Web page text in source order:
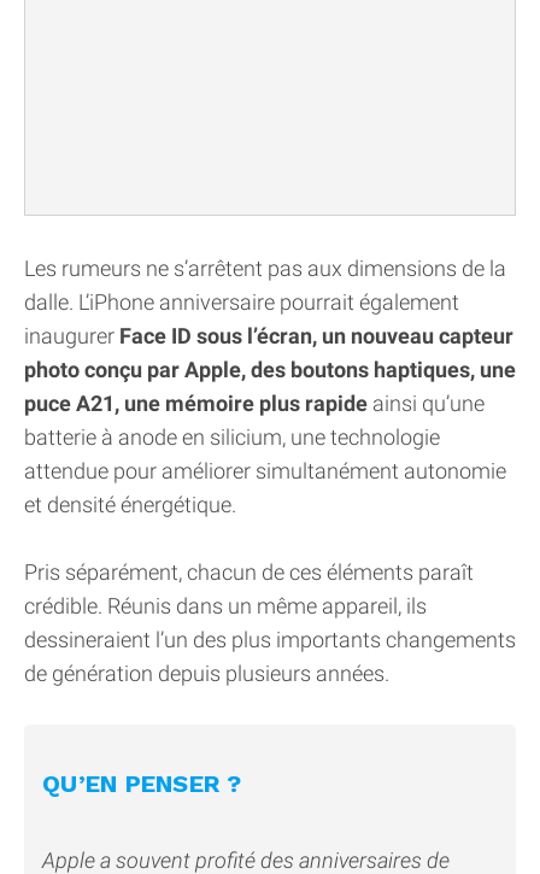
Les rumeurs ne s’arrêtent pas aux dimensions de la
dalle. L’iPhone anniversaire pourrait également
inaugurer Face ID sous l’écran, un nouveau capteur
photo conçu par Apple, des boutons haptiques, une
puce A21, une mémoire plus rapide ainsi qu’une
batterie à anode en silicium, une technologie
attendue pour améliorer simultanément autonomie
et densité énergétique.
Pris séparément, chacun de ces éléments paraît
crédible. Réunis dans un même appareil, ils
dessineraient l’un des plus importants changements
de génération depuis plusieurs années.
QU’EN PENSER ?
Apple a souvent profité des anniversaires de